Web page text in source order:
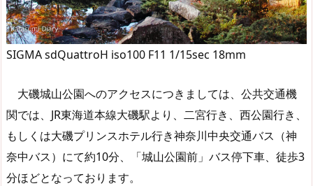
SIGMA sdQuattroH iso100 F11 1/15sec 18mm
大磯城山公園へのアクセスにつきましては、公共交通機
関では、JR東海道本線大磯駅より、二宮行き、西公園行き、
もしくは大磯プリンスホテル行き神奈川中央交通バス（神
奈中バス）にて約10分、「城山公園前」バス停下車、徒歩3
分ほどとなっております。